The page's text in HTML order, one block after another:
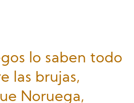
lo saben todo
las brujas,
Noruega,